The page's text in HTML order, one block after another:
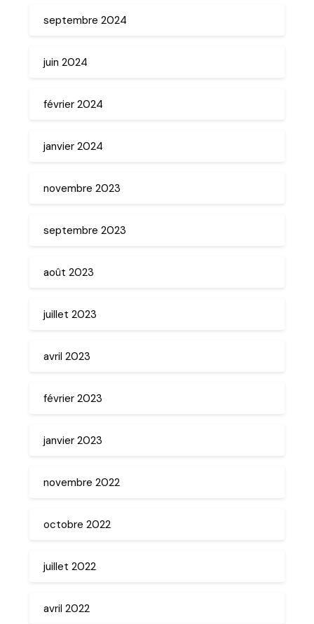
septembre 2024
juin 2024
février 2024
janvier 2024
novembre 2023
septembre 2023
août 2023
juillet 2023
avril 2023
février 2023
janvier 2023
novembre 2022
octobre 2022
juillet 2022
avril 2022